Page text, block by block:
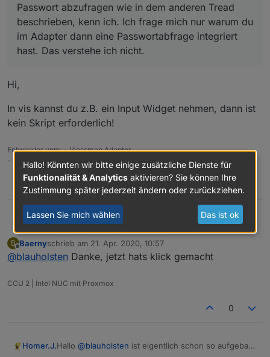
Passwort abzufragen wie in dem anderen Tread
beschrieben, kenn ich. Ich frage mich nur warum du
im Adapter dann eine Passwortabfrage integriert
hast. Das verstehe ich nicht.
Hi,
In vis kannst du z.B. ein Input Widget nehmen, dann ist
kein Skript erforderlich!
Entwickler vom: - Viessman Adapter
- Alarm Adapter
0
blauholsten@Baernysagte in Test Adapter Alarm 0.1.1:
@blauholsten die Möglichkeit per script ein
B
Offline
Baernyschrieb am 21. Apr. 2020, 10:57
zuletzt editiert von
@blauholsten Danke, jetzt hats klick gemacht
CCU 2 | Intel NUC mit Proxmox
0
Homer.J.Hallo @blauholsten ist eigentlich schon so aufgebaut
Hallo! Könnten wir bitte einige zusätzliche Dienste für
Funktionalität & Analytics aktivieren? Sie können Ihre
Zustimmung später jederzeit ändern oder zurückziehen.
Lassen Sie mich wählen Das ist ok